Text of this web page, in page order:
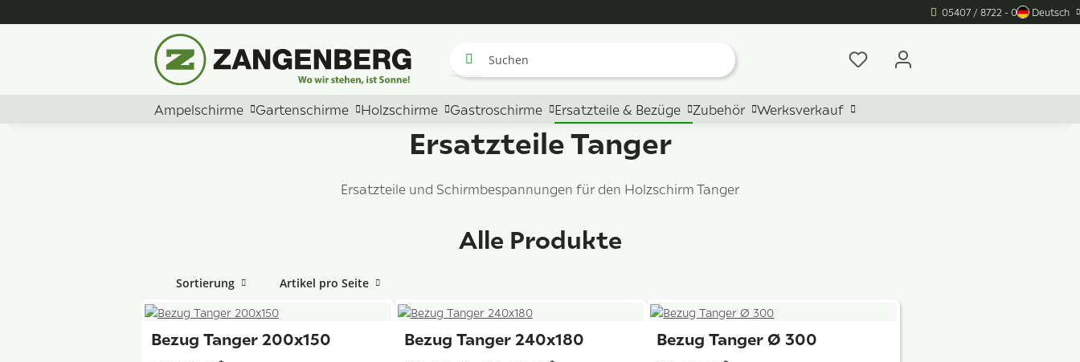
05407 / 8722 - 0 Deutsch
Ampelschirme Gartenschirme Holzschirme Gastroschirme Ersatzteile & Bezüge Zubehör Werksverkauf
Ersatzteile Tanger
Ersatzteile und Schirmbespannungen für den Holzschirm Tanger
Alle Produkte
Sortierung Artikel pro Seite
Bezug Tanger 200x150
Bezug Tanger 240x180
Bezug Tanger Ø 300